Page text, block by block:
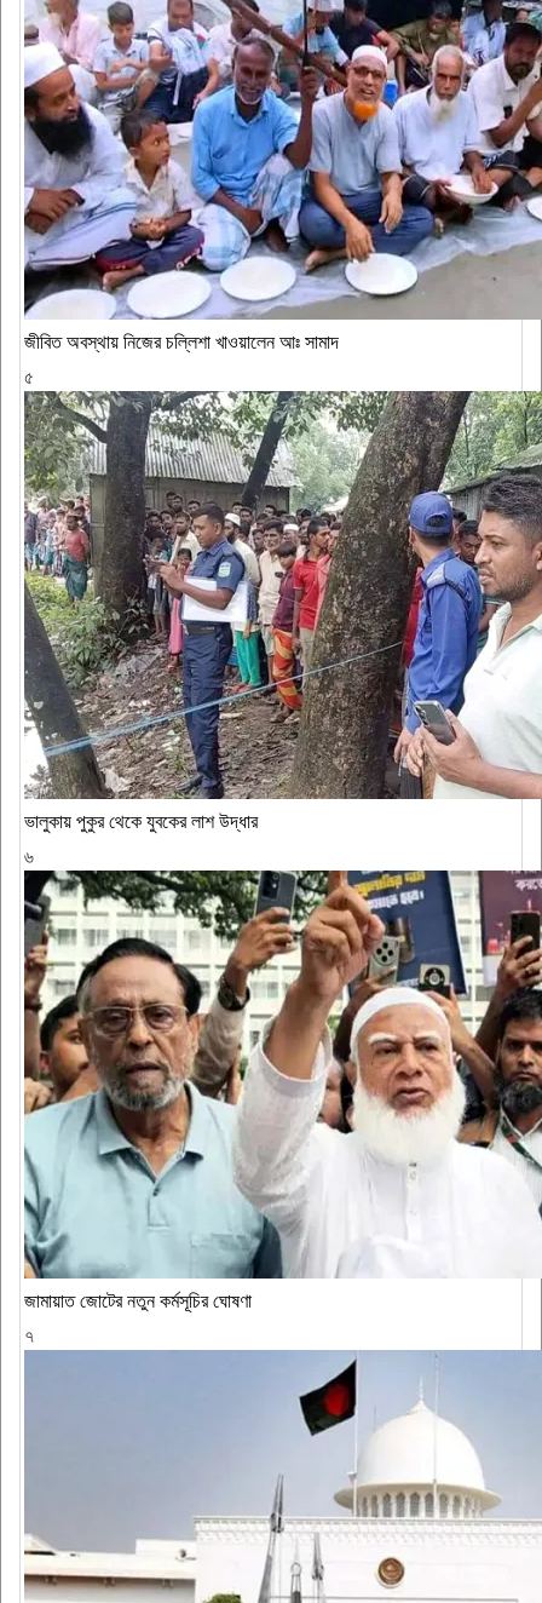
জীবিত অবস্থায় নিজের চল্লিশা খাওয়ালেন আঃ সামাদ
৫
ভালুকায় পুকুর থেকে যুবকের লাশ উদ্ধার
৬
জামায়াত জোটের নতুন কর্মসূচির ঘোষণা
৭